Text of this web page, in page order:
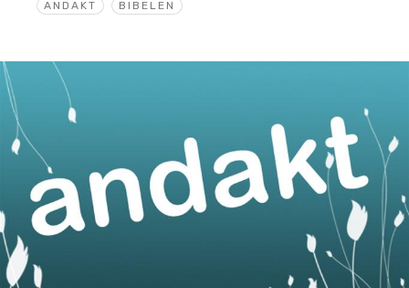
ANDAKT BIBELEN